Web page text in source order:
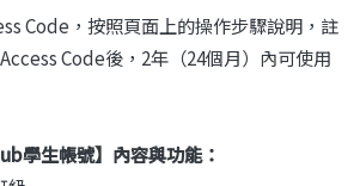
Code，按照頁面上的操作步驟說明，註
Code後，2年（24個月）內可使用
學生帳號】內容與功能：